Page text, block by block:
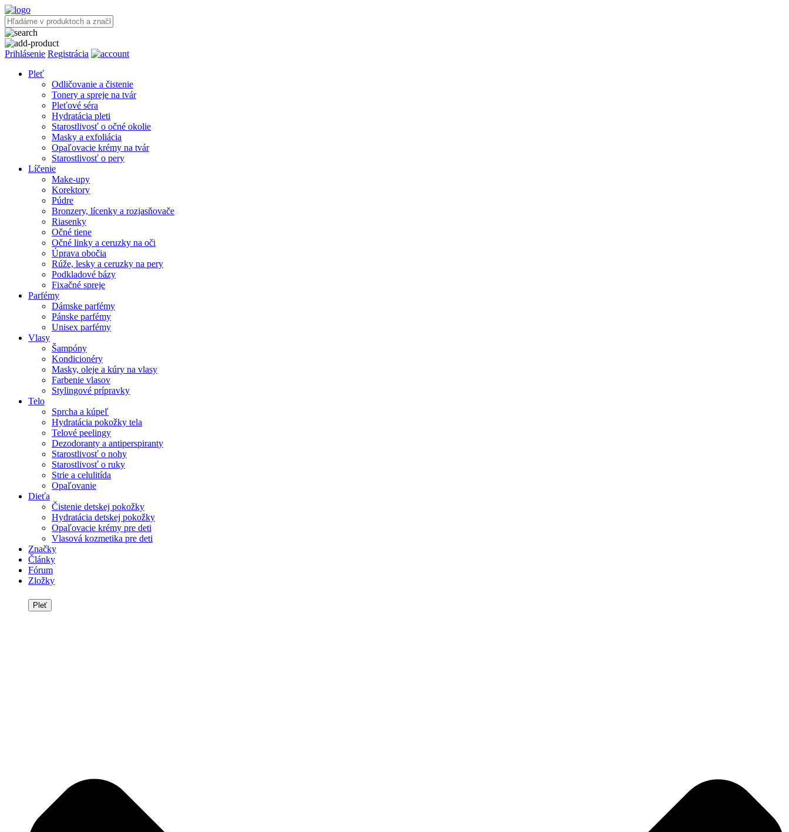
Prihlásenie Registrácia
Pleť
Odličovanie a čistenie
Tonery a spreje na tvár
Pleťové séra
Hydratácia pleti
Starostlivosť o očné okolie
Masky a exfoliácia
Opaľovacie krémy na tvár
Starostlivosť o pery
Líčenie
Make-upy
Korektory
Púdre
Bronzery, lícenky a rozjasňovače
Riasenky
Očné tiene
Očné linky a ceruzky na oči
Úprava obočia
Rúže, lesky a ceruzky na pery
Podkladové bázy
Fixačné spreje
Parfémy
Dámske parfémy
Pánske parfémy
Unisex parfémy
Vlasy
Šampóny
Kondicionéry
Masky, oleje a kúry na vlasy
Farbenie vlasov
Stylingové prípravky
Telo
Sprcha a kúpeľ
Hydratácia pokožky tela
Telové peelingy
Dezodoranty a antiperspiranty
Starostlivosť o nohy
Starostlivosť o ruky
Strie a celulitída
Opaľovanie
Dieťa
Čistenie detskej pokožky
Hydratácia detskej pokožky
Opaľovacie krémy pre deti
Vlasová kozmetika pre deti
Značky
Články
Fórum
Zložky
Pleť